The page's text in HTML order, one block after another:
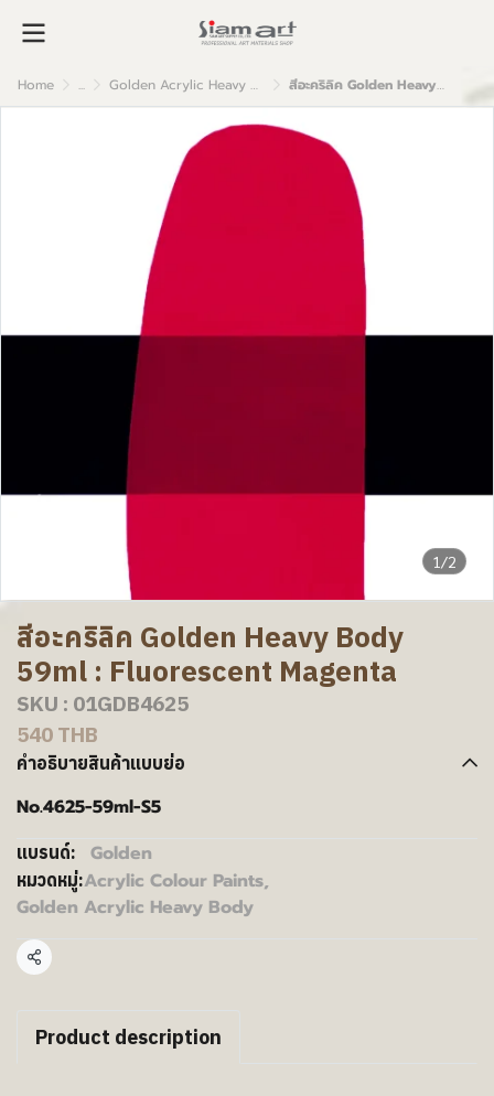
Home ... Golden Acrylic Heavy Body สีอะคริลิค Golden Heavy Body 59ml : Fluorescent Magenta
1/2
สีอะคริลิค Golden Heavy Body
59ml : Fluorescent Magenta
SKU : 01GDB4625
540 THB
คำอธิบายสินค้าแบบย่อ
No.4625-59ml-S5
แบรนด์: Golden
หมวดหมู่:Acrylic Colour Paints,
Golden Acrylic Heavy Body
แชร์
Product description